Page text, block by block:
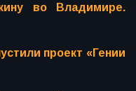
во Владимире.
проект «Гении